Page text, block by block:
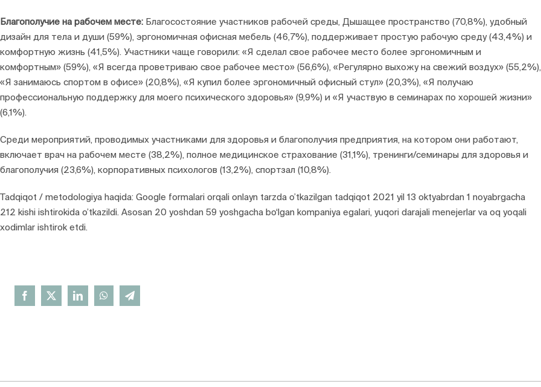
Благополучие на рабочем месте: Благосостояние участников рабочей среды, Дышащее пространство (70,8%), удобный
дизайн для тела и души (59%), эргономичная офисная мебель (46,7%), поддерживает простую рабочую среду (43,4%) и
комфортную жизнь (41,5%). Участники чаще говорили: «Я сделал свое рабочее место более эргономичным и
комфортным» (59%), «Я всегда проветриваю свое рабочее место» (56,6%), «Регулярно выхожу на свежий воздух» (55,2%),
«Я занимаюсь спортом в офисе» (20,8%), «Я купил более эргономичный офисный стул» (20,3%), «Я получаю
профессиональную поддержку для моего психического здоровья» (9,9%) и «Я участвую в семинарах по хорошей жизни»
(6,1%).
Среди мероприятий, проводимых участниками для здоровья и благополучия предприятия, на котором они работают,
включает врач на рабочем месте (38,2%), полное медицинское страхование (31,1%), тренинги/семинары для здоровья и
благополучия (23,6%), корпоративных психологов (13,2%), спортзал (10,8%).
Tadqiqot / metodologiya haqida: Google formalari orqali onlayn tarzda o’tkazilgan tadqiqot 2021 yil 13 oktyabrdan 1 noyabrgacha
212 kishi ishtirokida o’tkazildi. Asosan 20 yoshdan 59 yoshgacha bo‘lgan kompaniya egalari, yuqori darajali menejerlar va oq yoqali
xodimlar ishtirok etdi.